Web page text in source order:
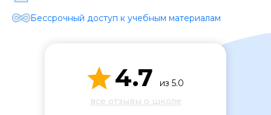
Бессрочный доступ к учебным материалам
4.7
из 5.0
все отзывы о школе